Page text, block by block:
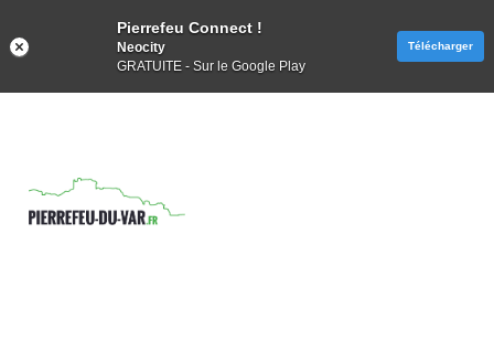
Pierrefeu Connect !
Neocity
GRATUITE - Sur le Google Play
Télécharger